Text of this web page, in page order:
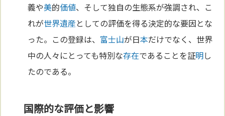
義や美的価値、そして独自の生態系が強調され、こ
れが世界遺産としての評価を得る決定的な要因とな
った。この登録は、 富士山が日本だけでなく、世界
中の人々にとっても特別な存在であることを証明し
たのである。
国際的な評価と影響